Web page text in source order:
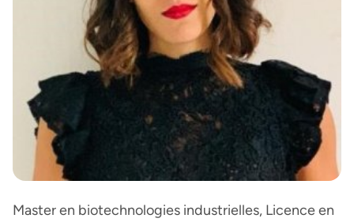
Master en biotechnologies industrielles, Licence en